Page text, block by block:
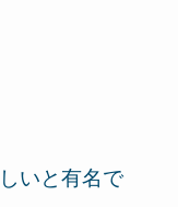
いと有名で